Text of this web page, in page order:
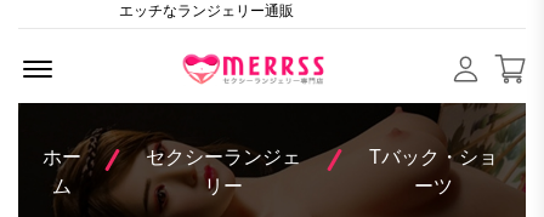
エッチなランジェリー通販
ホー
ム
セクシーランジェ
リー
Tバック・ショ
ーツ